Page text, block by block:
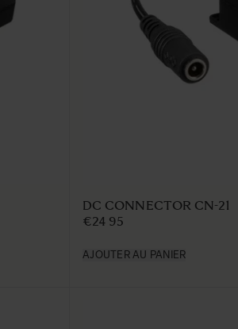
FILTER HOLDER FOR
€239
AJOUTER AU PANIER